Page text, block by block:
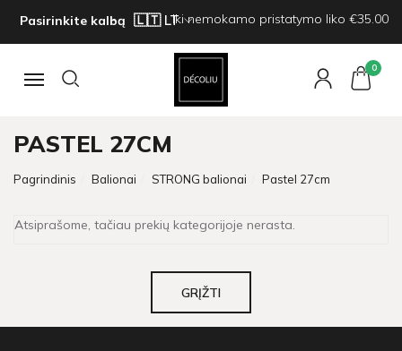
Pasirinkite kalbą Iki nemokamo pristatymo liko €35.00
Navigacija
0
PASTEL 27CM
Pagrindinis Balionai STRONG balionai Pastel 27cm
Atsiprašome, tačiau prekių kategorijoje nerasta.
GRĮŽTI